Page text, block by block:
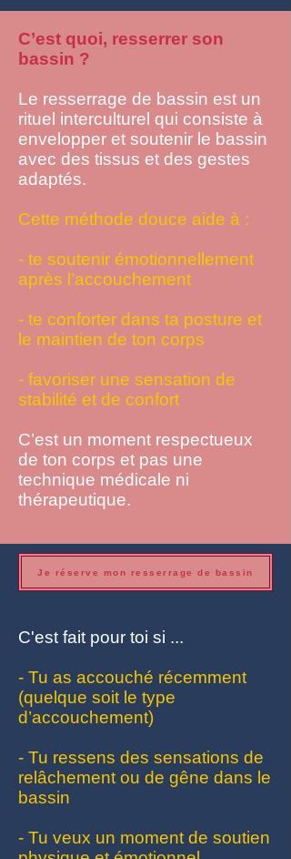
C’est quoi, resserrer son
bassin ?
Le resserrage de bassin est un
rituel interculturel qui consiste à
envelopper et soutenir le bassin
avec des tissus et des gestes
adaptés.
Cette méthode douce aide à :
- te soutenir émotionnellement
après l’accouchement
- te conforter dans ta posture et
le maintien de ton corps
- favoriser une sensation de
stabilité et de confort
C’est un moment respectueux
de ton corps et pas une
technique médicale ni
thérapeutique.
Je réserve mon resserrage de bassin
C'est fait pour toi si ...
- Tu as accouché récemment
(quelque soit le type
d’accouchement)
- Tu ressens des sensations de
relâchement ou de gêne dans le
bassin
- Tu veux un moment de soutien